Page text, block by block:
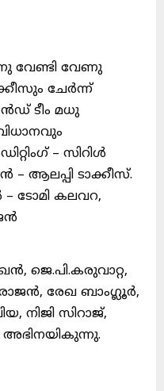
വേണ്ടി വേണു
ചേർന്ന്
ടീം മധു
– സിറിൾ
ആലപ്പി ടാക്കീസ്.
ടോമി കലവറ,
ജെ.പി.കരുവാറ്റ,
രാജൻ, രേഖ ബാംഗ്ലൂർ,
നിജി സിറാജ്,
അഭിനയികുന്നു.